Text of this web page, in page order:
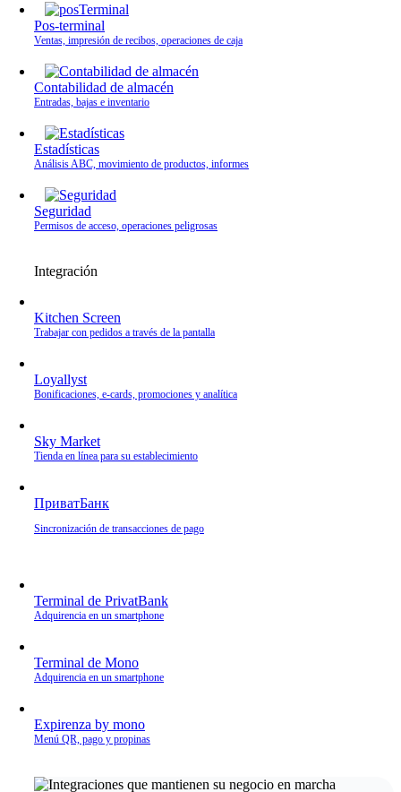
Pos-terminal
Ventas, impresión de recibos, operaciones de caja
Contabilidad de almacén
Entradas, bajas e inventario
Estadísticas
Análisis ABC, movimiento de productos, informes
Seguridad
Permisos de acceso, operaciones peligrosas
Integración
Kitchen Screen
Trabajar con pedidos a través de la pantalla
Loyallyst
Bonificaciones, e‑cards, promociones y analítica
Sky Market
Tienda en línea para su establecimiento
ПриватБанк
Sincronización de transacciones de pago
Terminal de PrivatBank
Adquirencia en un smartphone
Terminal de Mono
Adquirencia en un smartphone
Expirenza by mono
Menú QR, pago y propinas